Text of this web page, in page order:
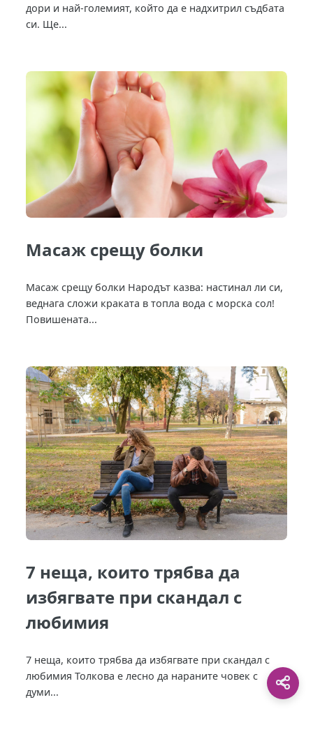
дори и най-големият, който да е надхитрил съдбата
си. Ще...
Масаж срещу болки
Масаж срещу болки Народът казва: настинал ли си,
веднага сложи краката в топла вода с морска сол!
Повишената...
7 неща, които трябва да
избягвате при скандал с
любимия
7 неща, които трябва да избягвате при скандал с
любимия Толкова е лесно да нараните човек с
думи...